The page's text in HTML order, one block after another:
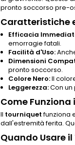
pronto soccorso pre-
Caratteristiche
Efficacia
emorragie fatali.
Facilità d'Uso:
Dimensioni
pronto soccorso.
Colore Nero:Il
Leggerezza:Con
Come
Il tourniquetfunziona
dall'estremità ferita.
Quando Usare